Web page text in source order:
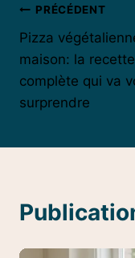
Navigation
de
l’article
PRÉCÉDENT
Pizza
maison: la recette
complète qui va
surprendre